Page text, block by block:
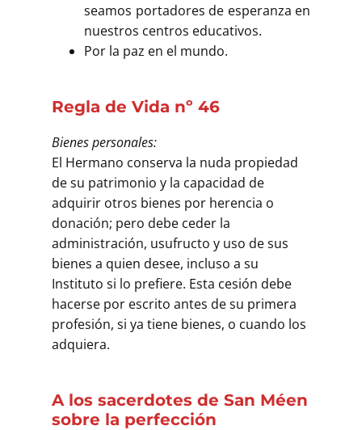
seamos portadores de esperanza en
nuestros centros educativos.
Por la paz en el mundo.
Regla de Vida nº 46
Bienes personales:
El Hermano conserva la nuda propiedad
de su patrimonio y la capacidad de
adquirir otros bienes por herencia o
donación; pero debe ceder la
administración, usufructo y uso de sus
bienes a quien desee, incluso a su
Instituto si lo prefiere. Esta cesión debe
hacerse por escrito antes de su primera
profesión, si ya tiene bienes, o cuando los
adquiera.
A los sacerdotes de San Méen
sobre la perfección